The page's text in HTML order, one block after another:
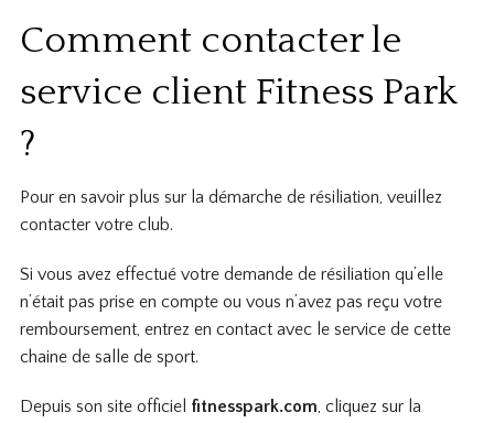
Comment contacter le
service client Fitness Park
?
Pour en savoir plus sur la démarche de résiliation, veuillez
contacter votre club.
Si vous avez effectué votre demande de résiliation qu’elle
n’était pas prise en compte ou vous n’avez pas reçu votre
remboursement, entrez en contact avec le service de cette
chaine de salle de sport.
Depuis son site officiel fitnesspark.com, cliquez sur la